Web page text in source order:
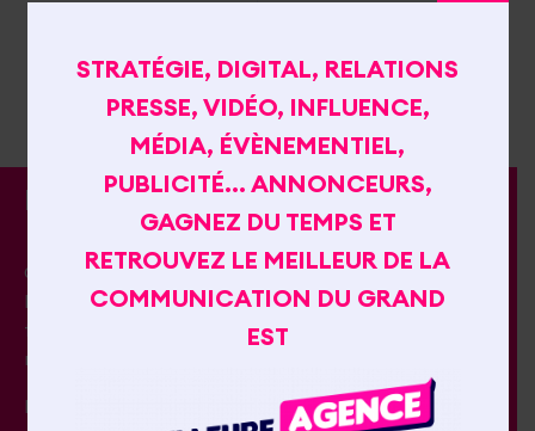
PRÉSENTATION
Chez Cactus nous ne laissons rien au hasard.
L’exigence de nos prestations, la qualité de nos
fournisseurs ou partenaires et l’attention portée à
nos clients sont nos fers de lance.
N'hésitez pas à partager cet article :
STRATÉGIE, DIGITAL, RELATIONS
PRESSE, VIDÉO, INFLUENCE,
MÉDIA, ÉVÈNEMENTIEL,
PUBLICITÉ… ANNONCEURS,
GAGNEZ DU TEMPS ET
RETROUVEZ LE MEILLEUR DE LA
COMMUNICATION DU GRAND
EST